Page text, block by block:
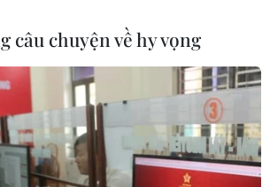
xã hy sinh khi chống lũ
là liệt sỹ
nguyên Trưởng Công an xã Nhi Sơn
Thanh Hoá) hy sinh khi đang giúp
được công nhận là liệt sỹ.
câu chuyện về hy vọng